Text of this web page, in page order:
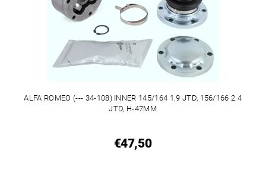
ALFA ROMEO (--- 34-108) INNER 145/164 1.9 JTD, 156/166 2.4
JTD, H-47MM
€47,50